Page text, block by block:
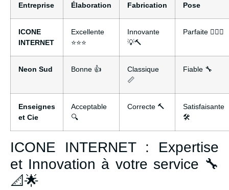
Entreprise Élaboration Fabrication Pose
ICONE
INTERNET
Excellente
⭐⭐⭐
Innovante
💡🔨
Parfaite 👌🏽📐
Neon Sud Bonne 👍
Classique
📏
Fiable 🔧
Enseignes
et Cie
Acceptable
🔍
Correcte 🔨
Satisfaisante
🛠️
ICONE INTERNET : Expertise
et Innovation à votre service 🔧
📐🌟